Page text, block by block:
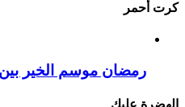
كرت أحمر
رمضان موسم الخير بين